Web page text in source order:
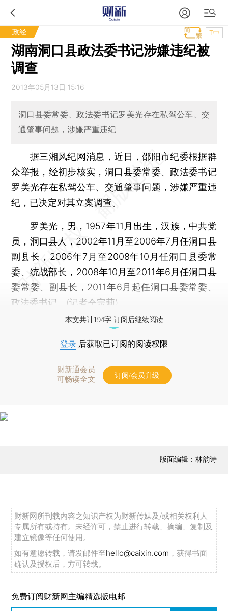
政经 T中
湖南洞口县政法委书记涉嫌违纪被
调查
2013年05月13日 15:16
洞口县委常委、政法委书记罗美光存在私驾公车、交
通肇事问题，涉嫌严重违纪
据三湘风纪网消息，近日，邵阳市纪委根据群
众举报，经初步核实，洞口县委常委、政法委书记
罗美光存在私驾公车、交通肇事问题，涉嫌严重违
纪，已决定对其立案调查。
罗美光，男，1957年11月出生，汉族，中共党
员，洞口县人，2002年11月至2006年7月任洞口县
副县长，2006年7月至2008年10月任洞口县委常
委、统战部长，2008年10月至2011年6月任洞口县
委常委、副县长，2011年6月起任洞口县委常委、
政法委书记。(记者仝宗莉)
本文共计194字 订阅后继续阅读
登录 后获取已订阅的阅读权限
财新通会员
可畅读全文
订阅/会员升级
版面编辑：林韵诗
财新网所刊载内容之知识产权为财新传媒及/或相关权利人
专属所有或持有。未经许可，禁止进行转载、摘编、复制及
建立镜像等任何使用。
如有意愿转载，请发邮件至hello@caixin.com ，获得书面
确认及授权后，方可转载。
免费订阅财新网主编精选版电邮